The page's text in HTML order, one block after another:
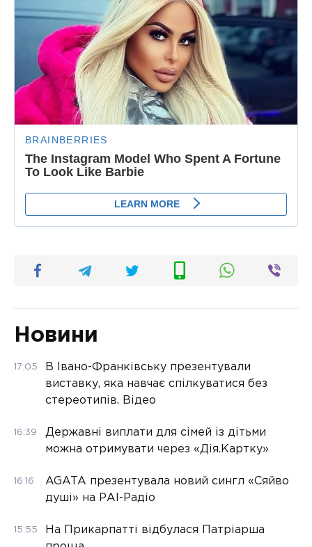
Новини
17:05
В Івано-Франківську презентували
виставку, яка навчає спілкуватися без
стереотипів. Відео
16:39
Державні виплати для сімей із дітьми
можна отримувати через «Дія.Картку»
16:16
AGATA презентувала новий сингл «Сяйво
душі» на РАІ-Радіо
15:55
На Прикарпатті відбулася Патріарша